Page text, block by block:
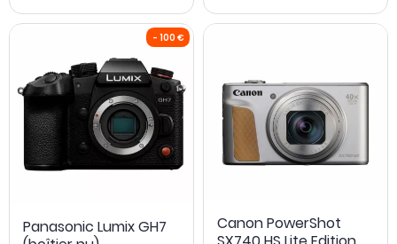
Panasonic Lumix GH7
Canon PowerShot